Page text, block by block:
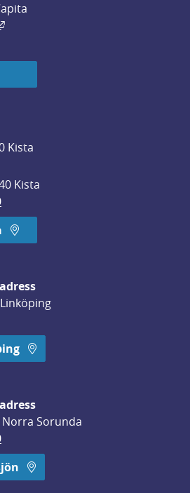
Länk till annan webbplats, öppnas
Kista
Kista
Sorunda